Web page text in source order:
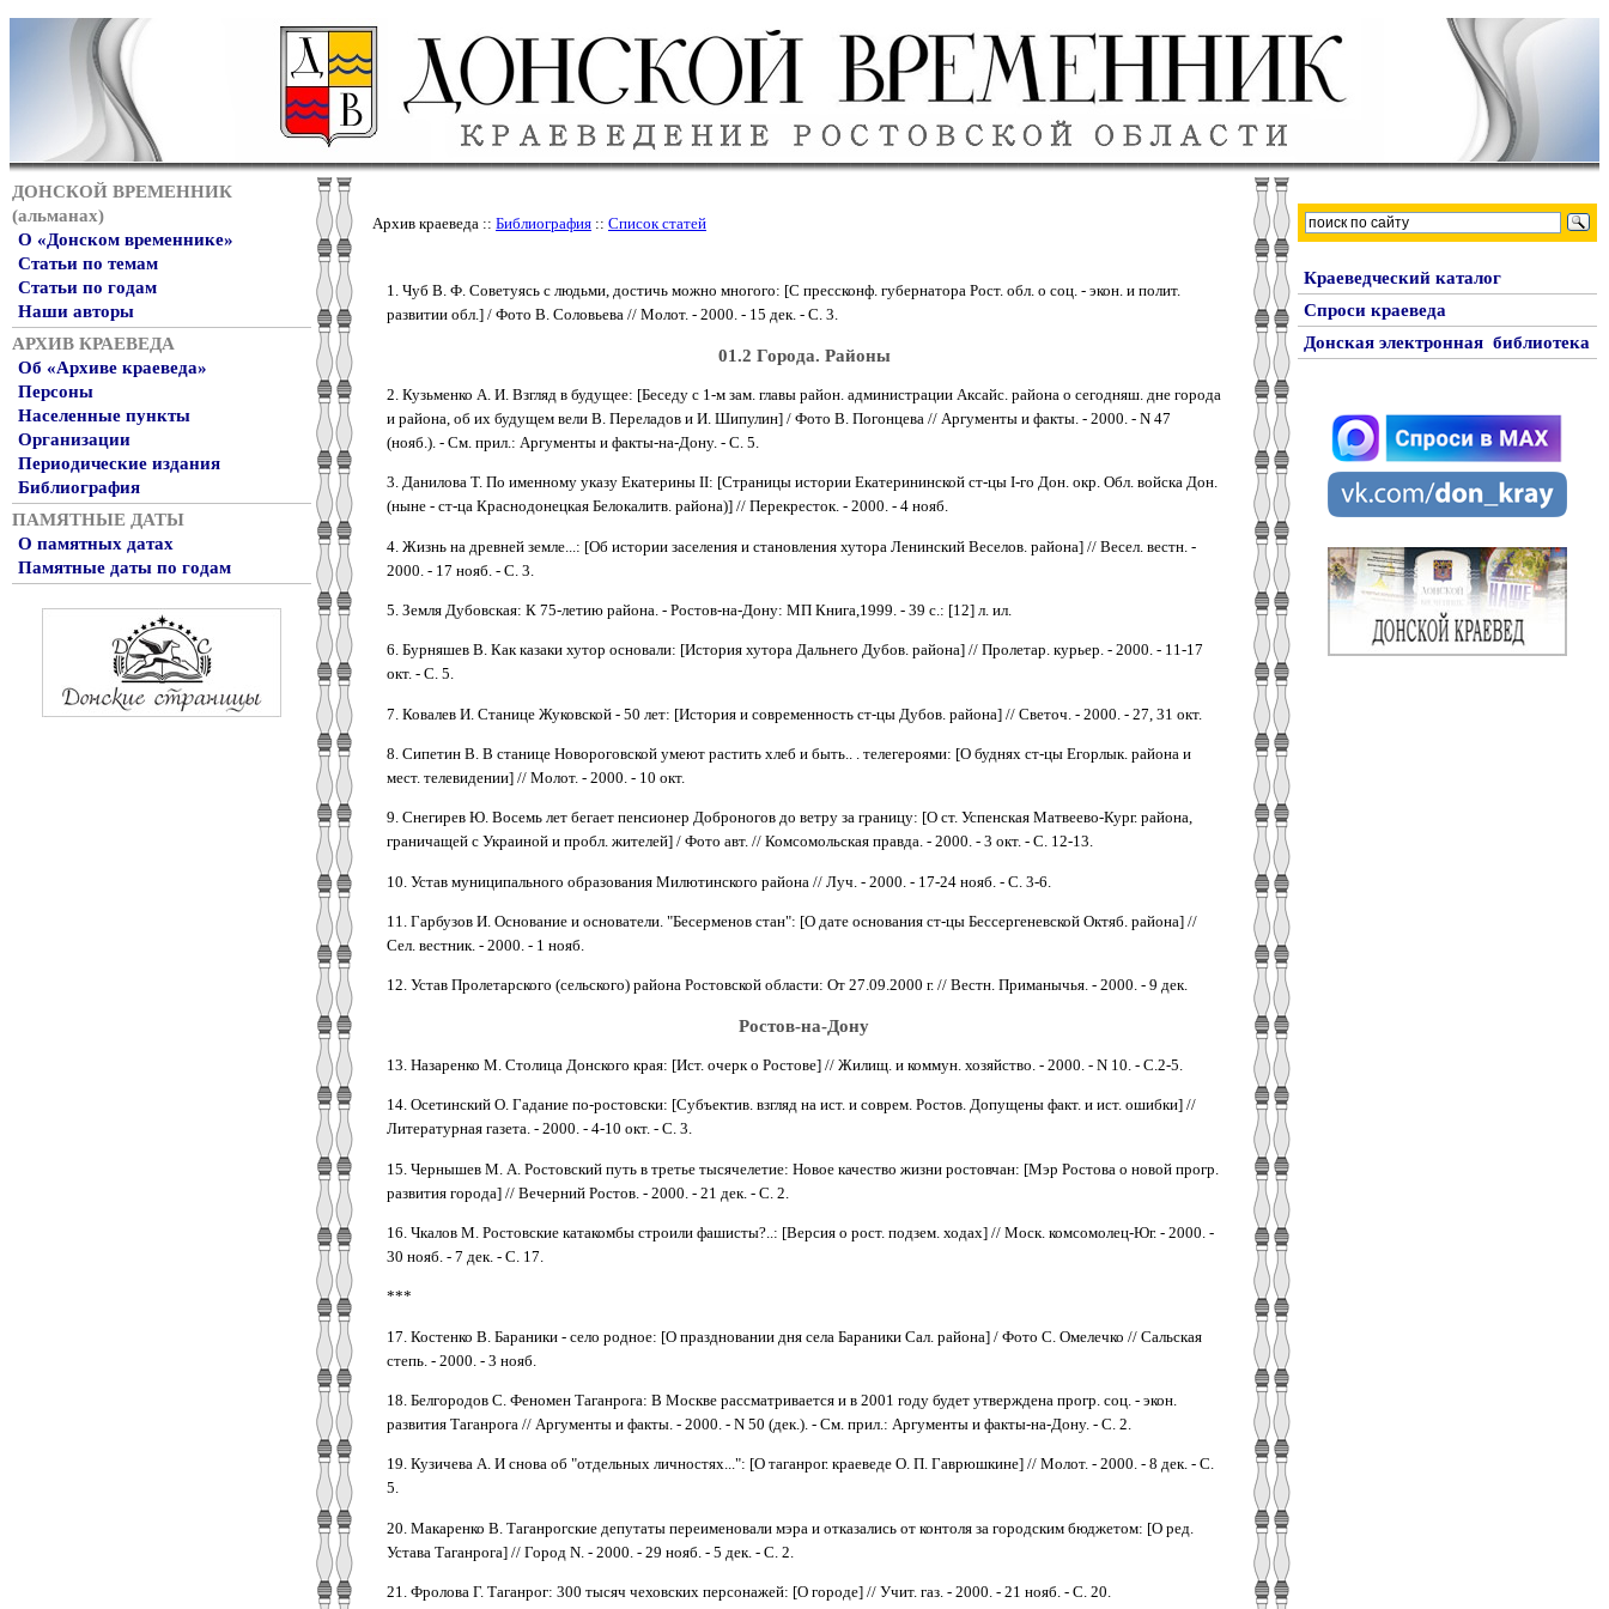
ДОНСКОЙ ВРЕМЕННИК
(альманах)
О «Донском временнике»
Статьи по темам
Статьи по годам
Наши авторы
АРХИВ КРАЕВЕДА
Об «Архиве краеведа»
Персоны
Населенные пункты
Организации
Периодические издания
Библиография
ПАМЯТНЫЕ ДАТЫ
О памятных датах
Памятные даты по годам
Архив краеведа :: Библиография :: Список статей
1. Чуб В. Ф. Советуясь с людьми, достичь можно многого: [С прессконф. губернатора Рост. обл. о соц. - экон. и полит.
развитии обл.] / Фото В. Соловьева // Молот. - 2000. - 15 дек. - С. 3.
01.2 Города. Районы
2. Кузьменко А. И. Взгляд в будущее: [Беседу с 1-м зам. главы район. администрации Аксайс. района о сегодняш. дне города
и района, об их будущем вели В. Переладов и И. Шипулин] / Фото В. Погонцева // Аргументы и факты. - 2000. - N 47
(нояб.). - См. прил.: Аргументы и факты-на-Дону. - С. 5.
3. Данилова Т. По именному указу Екатерины II: [Страницы истории Екатерининской ст-цы I-го Дон. окр. Обл. войска Дон.
(ныне - ст-ца Краснодонецкая Белокалитв. района)] // Пеpекpесток. - 2000. - 4 нояб.
4. Жизнь на древней земле...: [Об истории заселения и становления хутора Ленинский Веселов. района] // Весел. вестн. -
2000. - 17 нояб. - С. 3.
5. Земля Дубовская: К 75-летию района. - Ростов-на-Дону: МП Книга,1999. - 39 с.: [12] л. ил.
6. Бурняшев В. Как казаки хутор основали: [История хутора Дальнего Дубов. района] // Пролетар. курьер. - 2000. - 11-17
окт. - С. 5.
7. Ковалев И. Станице Жуковской - 50 лет: [История и современность ст-цы Дубов. района] // Светоч. - 2000. - 27, 31 окт.
8. Сипетин В. В станице Новороговской умеют растить хлеб и быть.. . телегероями: [О буднях ст-цы Егорлык. района и
мест. телевидении] // Молот. - 2000. - 10 окт.
9. Снегирев Ю. Восемь лет бегает пенсионер Доброногов до ветру за границу: [О ст. Успенская Матвеево-Кург. района,
граничащей с Украиной и пробл. жителей] / Фото авт. // Комсомольская правда. - 2000. - 3 окт. - С. 12-13.
10. Устав муниципального образования Милютинского района // Луч. - 2000. - 17-24 нояб. - С. 3-6.
11. Гарбузов И. Основание и основатели. "Бесерменов стан": [О дате основания ст-цы Бессергеневской Октяб. района] //
Сел. вестник. - 2000. - 1 нояб.
12. Устав Пролетарского (сельского) района Ростовской области: От 27.09.2000 г. // Вестн. Приманычья. - 2000. - 9 дек.
Ростов-на-Дону
13. Назаренко М. Столица Донского края: [Ист. очерк о Ростове] // Жилищ. и коммун. хозяйство. - 2000. - N 10. - С.2-5.
14. Осетинский О. Гадание по-ростовски: [Субъектив. взгляд на ист. и соврем. Ростов. Допущены факт. и ист. ошибки] //
Литературная газета. - 2000. - 4-10 окт. - С. 3.
15. Чернышев М. А. Ростовский путь в третье тысячелетие: Новое качество жизни ростовчан: [Мэр Ростова о новой прогр.
развития города] // Вечерний Ростов. - 2000. - 21 дек. - С. 2.
16. Чкалов М. Ростовские катакомбы строили фашисты?..: [Версия о рост. подзем. ходах] // Моск. комсомолец-Юг. - 2000. -
30 нояб. - 7 дек. - С. 17.
***
17. Костенко В. Бараники - село родное: [О праздновании дня села Бараники Сал. района] / Фото С. Омелечко // Сальская
степь. - 2000. - 3 нояб.
18. Белгородов С. Феномен Таганрога: В Москве рассматривается и в 2001 году будет утверждена прогр. соц. - экон.
развития Таганрога // Аргументы и факты. - 2000. - N 50 (дек.). - См. прил.: Аргументы и факты-на-Дону. - С. 2.
19. Кузичева А. И снова об "отдельных личностях...": [О таганрог. краеведе О. П. Гаврюшкине] // Молот. - 2000. - 8 дек. - С.
5.
20. Макаренко В. Таганрогские депутаты переименовали мэра и отказались от контоля за городским бюджетом: [О ред.
Устава Таганрога] // Город N. - 2000. - 29 нояб. - 5 дек. - С. 2.
21. Фролова Г. Таганрог: 300 тысяч чеховских персонажей: [О городе] // Учит. газ. - 2000. - 21 нояб. - С. 20.
Краеведческий каталог
Спроси краеведа
Донская электронная библиотека